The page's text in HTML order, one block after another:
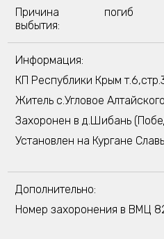
Причина
выбытия:
погиб
Информация:
КП Республики Крым
Житель с.Угловое
Захоронен в д.Шибань
Установлен на Кургане
Дополнительно:
Номер захоронения в ВМЦ